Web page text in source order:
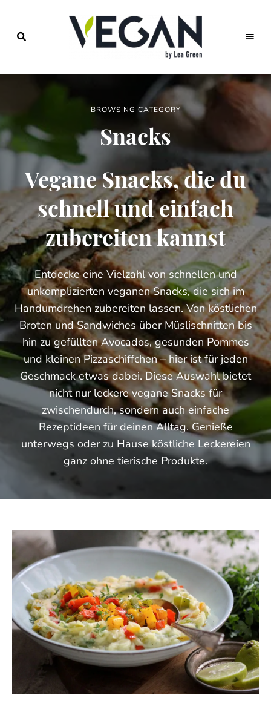
veggies
Foodblog
Rezepte,
saisonales
veganer
Lifestyle
BROWSING CATEGORY
Snacks
Vegane Snacks, die du
schnell und einfach
zubereiten kannst
Entdecke eine Vielzahl von schnellen und
unkomplizierten veganen Snacks, die sich im
Handumdrehen zubereiten lassen. Von köstlichen
Broten und Sandwiches über Müslischnitten bis
hin zu gefüllten Avocados, gesunden Pommes
und kleinen Pizzaschiffchen – hier ist für jeden
Geschmack etwas dabei. Diese Auswahl bietet
nicht nur leckere vegane Snacks für
zwischendurch, sondern auch einfache
Rezeptideen für deinen Alltag. Genieße
unterwegs oder zu Hause köstliche Leckereien
ganz ohne tierische Produkte.